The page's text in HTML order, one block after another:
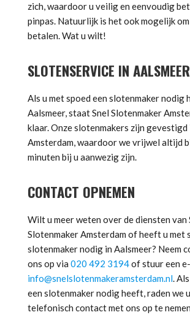
zich, waardoor u veilig en eenvoudig
pinpas. Natuurlijk is het ook mogelijk
betalen. Wat u wilt!
SLOTENSERVICE IN AALSMEER
Als u met spoed een slotenmaker nodig
Aalsmeer, staat Snel Slotenmaker
klaar. Onze slotenmakers zijn gevestigd
Amsterdam, waardoor we vrijwel altijd
minuten bij u aanwezig zijn.
CONTACT OPNEMEN
Wilt u meer weten over de diensten van
Slotenmaker Amsterdam of heeft u met
slotenmaker nodig in Aalsmeer? Neem
ons op via 020 492 3194of stuur een
info@snelslotenmakeramsterdam.nl.
een slotenmaker nodig heeft, raden we
telefonisch contact met ons op te nemen.